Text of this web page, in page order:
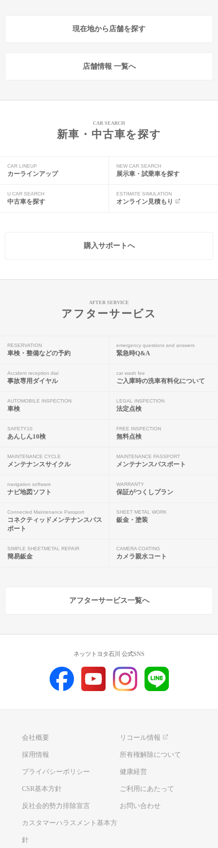
現在地から店舗を探す
店舗情報 一覧へ
CAR SEARCH
新車・中古車を探す
CAR LINEUP
カーラインアップ
NEW CAR SEARCH
展示車・試乗車を探す
U CAR SEARCH
中古車を探す
ESTIMATE SIMULATION
オンライン見積もり
購入サポートへ
AFTER SERVICE
アフターサービス
RESERVATION
車検・整備などの予約
emergency questions and answers
緊急時Q&A
Accident reception dial
事故専用ダイヤル
car wash fee
ご入庫時の洗車有料化について
AUTOMOBILE INSPECTION
車検
LEGAL INSPECTION
法定点検
SAFETY10
あんしん10検
FREE INSPECTION
無料点検
MAINTENANCE CYCLE
メンテナンスサイクル
MAINTENANCE PASSPORT
メンテナンスパスポート
navigation software
ナビ地図ソフト
WARRANTY
保証がつくしプラン
Connected Maintenance Passport
コネクティッドメンテナンスパス
ポート
SHEET METAL WORK
鈑金・塗装
SIMPLE SHEETMETAL REPAIR
簡易鈑金
CAMERA COATING
カメラ親水コート
アフターサービス一覧へ
会社概要 リコール情報
採用情報 所有権解除について
プライバシーポリシー 健康経営
CSR基本方針 ご利用にあたって
反社会的勢力排除宣言 お問い合わせ
カスタマーハラスメント基本方
針
ネッツトヨタ石川 公式SNS